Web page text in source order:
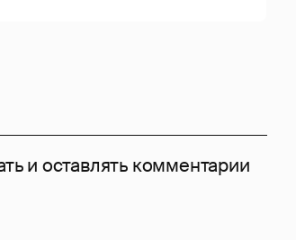
и оставлять комментарии